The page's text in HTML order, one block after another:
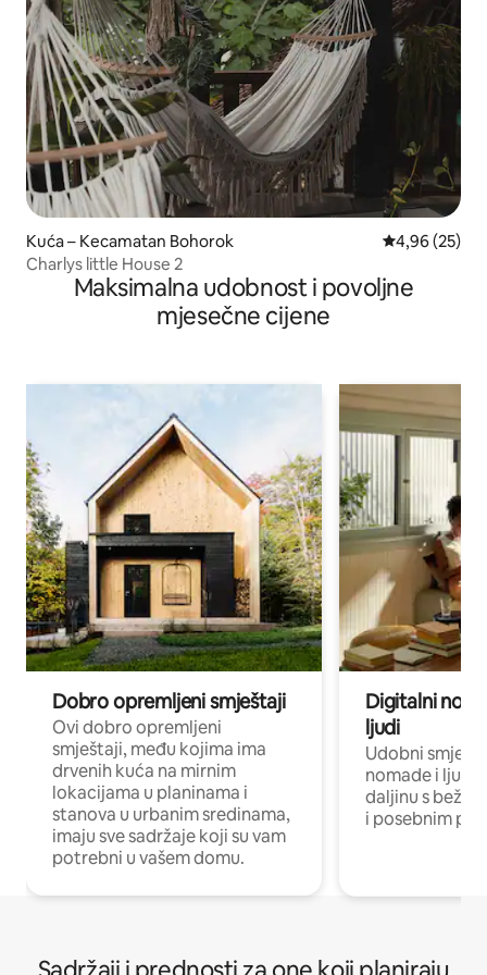
Kuća – Kecamatan Bohorok Prosječna
4,96 (25)
Charlys little House 2
Maksimalna udobnost i povoljne
mjesečne cijene
Dobro opremljeni smještaji
Ovi dobro opremljeni
smještaji, među kojima ima
drvenih kuća na mirnim
lokacijama u planinama i
stanova u urbanim sredinama,
imaju sve sadržaje koji su vam
potrebni u vašem domu.
Digitalni
ljudi
Udobni
nomade i ljude
daljinu s
i posebnim